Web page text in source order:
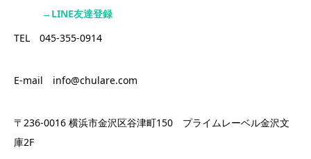
→LINE友達登録
TEL 045-355-0914
E-mail info@chulare.com
〒236-0016 横浜市金沢区谷津町150 プライムレーベル金沢文
庫2F